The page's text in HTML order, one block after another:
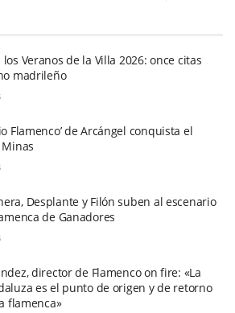
los Veranos de la Villa 2026: once citas
madrileño
Flamenco’ de Arcángel conquista el
Desplante y Filón suben al escenario
de Ganadores
director de Flamenco on fire: «La
es el punto de origen y de retorno
flamenca»